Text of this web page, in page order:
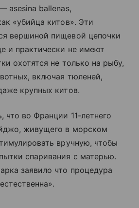
asesina ballenas,
«убийца китов». Эти
вершиной пищевой цепочки
и практически не имеют
охотятся не только на рыбу,
включая тюленей,
крупных китов.
что во Франции 11-летнего
живущего в морском
вручную, чтобы
спаривания с матерью.
заявило что процедура